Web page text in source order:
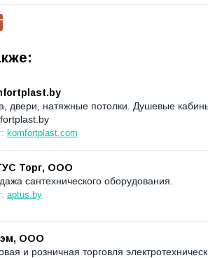
двери, натяжные потолки. Душевые
komfortplast.com
Торг, ООО
сантехнического оборудования.
aptus.by
ООО
и розничная торговля